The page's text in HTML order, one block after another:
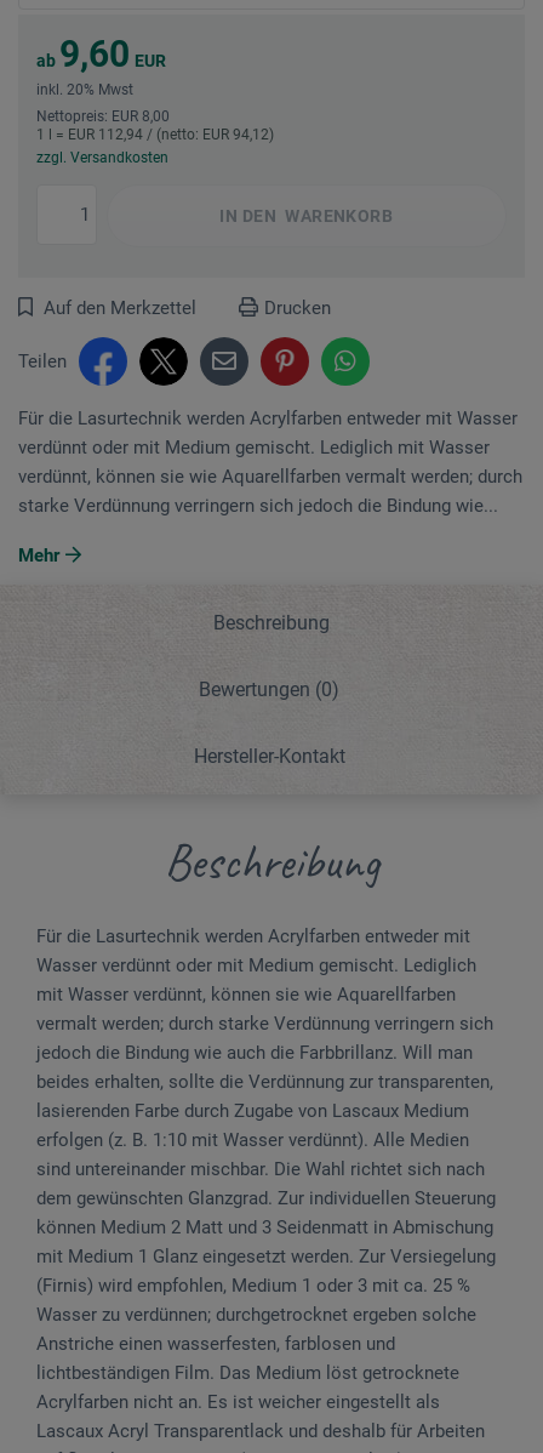
ab 9,60 EUR
inkl. 20% Mwst
Nettopreis: EUR 8,00
1 l = EUR 112,94 / (netto: EUR 94,12)
zzgl. Versandkosten
IN DEN WARENKORB
Auf den Merkzettel Drucken
Teilen
Für die Lasurtechnik werden Acrylfarben entweder mit Wasser
verdünnt oder mit Medium gemischt. Lediglich mit Wasser
verdünnt, können sie wie Aquarellfarben vermalt werden; durch
starke Verdünnung verringern sich jedoch die Bindung wie...
Mehr
Beschreibung
Bewertungen (0)
Hersteller-Kontakt
Beschreibung
Für die Lasurtechnik werden Acrylfarben entweder mit
Wasser verdünnt oder mit Medium gemischt. Lediglich
mit Wasser verdünnt, können sie wie Aquarellfarben
vermalt werden; durch starke Verdünnung verringern sich
jedoch die Bindung wie auch die Farbbrillanz. Will man
beides erhalten, sollte die Verdünnung zur transparenten,
lasierenden Farbe durch Zugabe von Lascaux Medium
erfolgen (z. B. 1:10 mit Wasser verdünnt). Alle Medien
sind untereinander mischbar. Die Wahl richtet sich nach
dem gewünschten Glanzgrad. Zur individuellen Steuerung
können Medium 2 Matt und 3 Seidenmatt in Abmischung
mit Medium 1 Glanz eingesetzt werden. Zur Versiegelung
(Firnis) wird empfohlen, Medium 1 oder 3 mit ca. 25 %
Wasser zu verdünnen; durchgetrocknet ergeben solche
Anstriche einen wasserfesten, farblosen und
lichtbeständigen Film. Das Medium löst getrocknete
Acrylfarben nicht an. Es ist weicher eingestellt als
Lascaux Acryl Transparentlack und deshalb für Arbeiten